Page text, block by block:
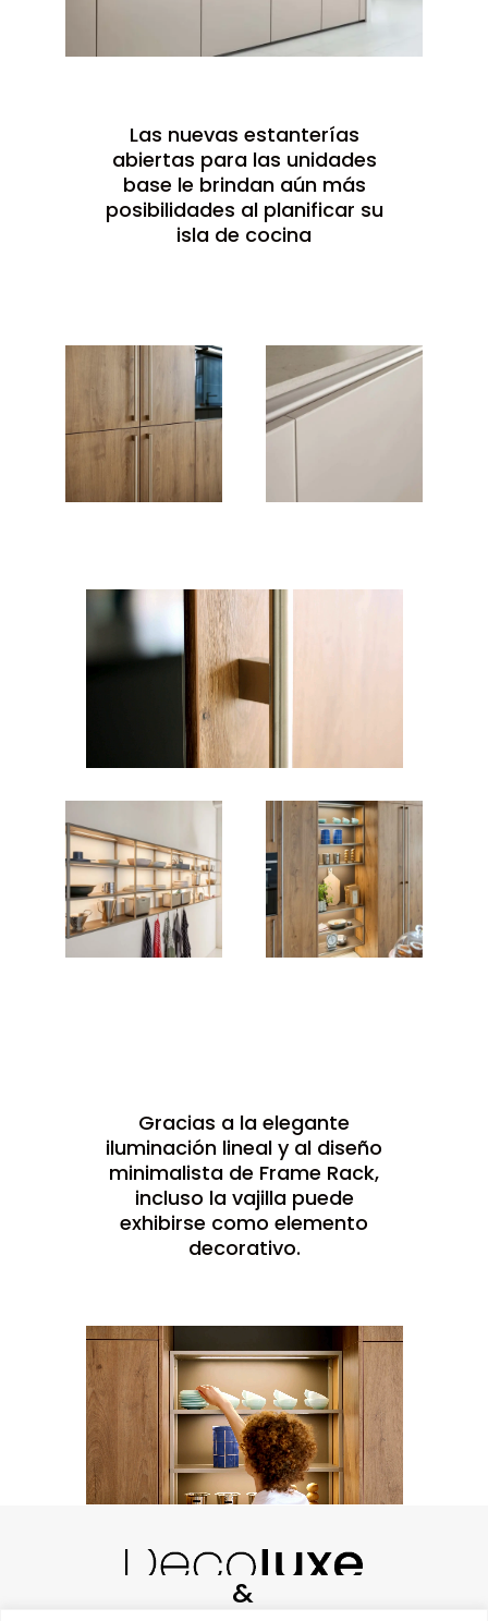
Las nuevas estanterías
abiertas para las unidades
base le brindan aún más
posibilidades al planificar su
isla de cocina
Gracias a la elegante
iluminación lineal y al diseño
minimalista de Frame Rack,
incluso la vajilla puede
exhibirse como elemento
decorativo.
&